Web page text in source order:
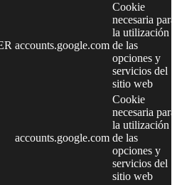
accounts.google.com
Cookie
necesaria para
la utilización
de las
opciones y
servicios del
sitio web
accounts.google.com
Cookie
necesaria para
la utilización
de las
opciones y
servicios del
sitio web